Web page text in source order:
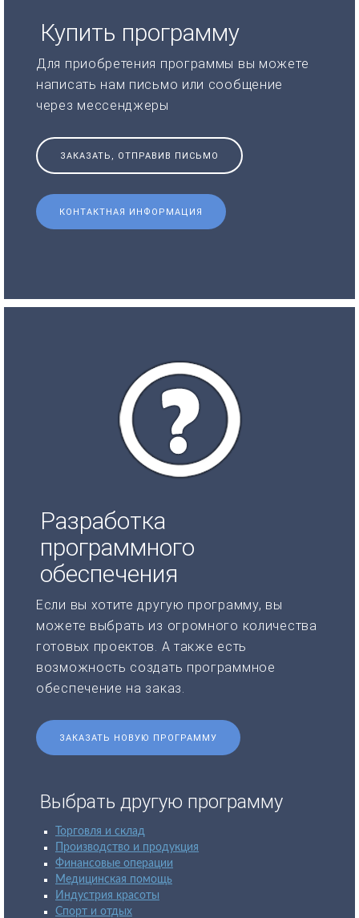
Купить программу
Для приобретения программы вы можете
написать нам письмо или сообщение
через мессенджеры
ЗАКАЗАТЬ, ОТПРАВИВ ПИСЬМО
КОНТАКТНАЯ ИНФОРМАЦИЯ
Разработка
программного
обеспечения
Если вы хотите другую программу, вы
можете выбрать из огромного количества
готовых проектов. А также есть
возможность создать программное
обеспечение на заказ.
ЗАКАЗАТЬ НОВУЮ ПРОГРАММУ
Выбрать другую программу
Торговля и склад
Производство и продукция
Финансовые операции
Медицинская помощь
Индустрия красоты
Спорт и отдых